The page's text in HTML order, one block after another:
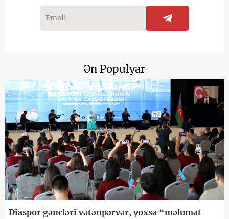
Ən Populyar
Diaspor gəncləri vətənpərvər, yoxsa “məlumat